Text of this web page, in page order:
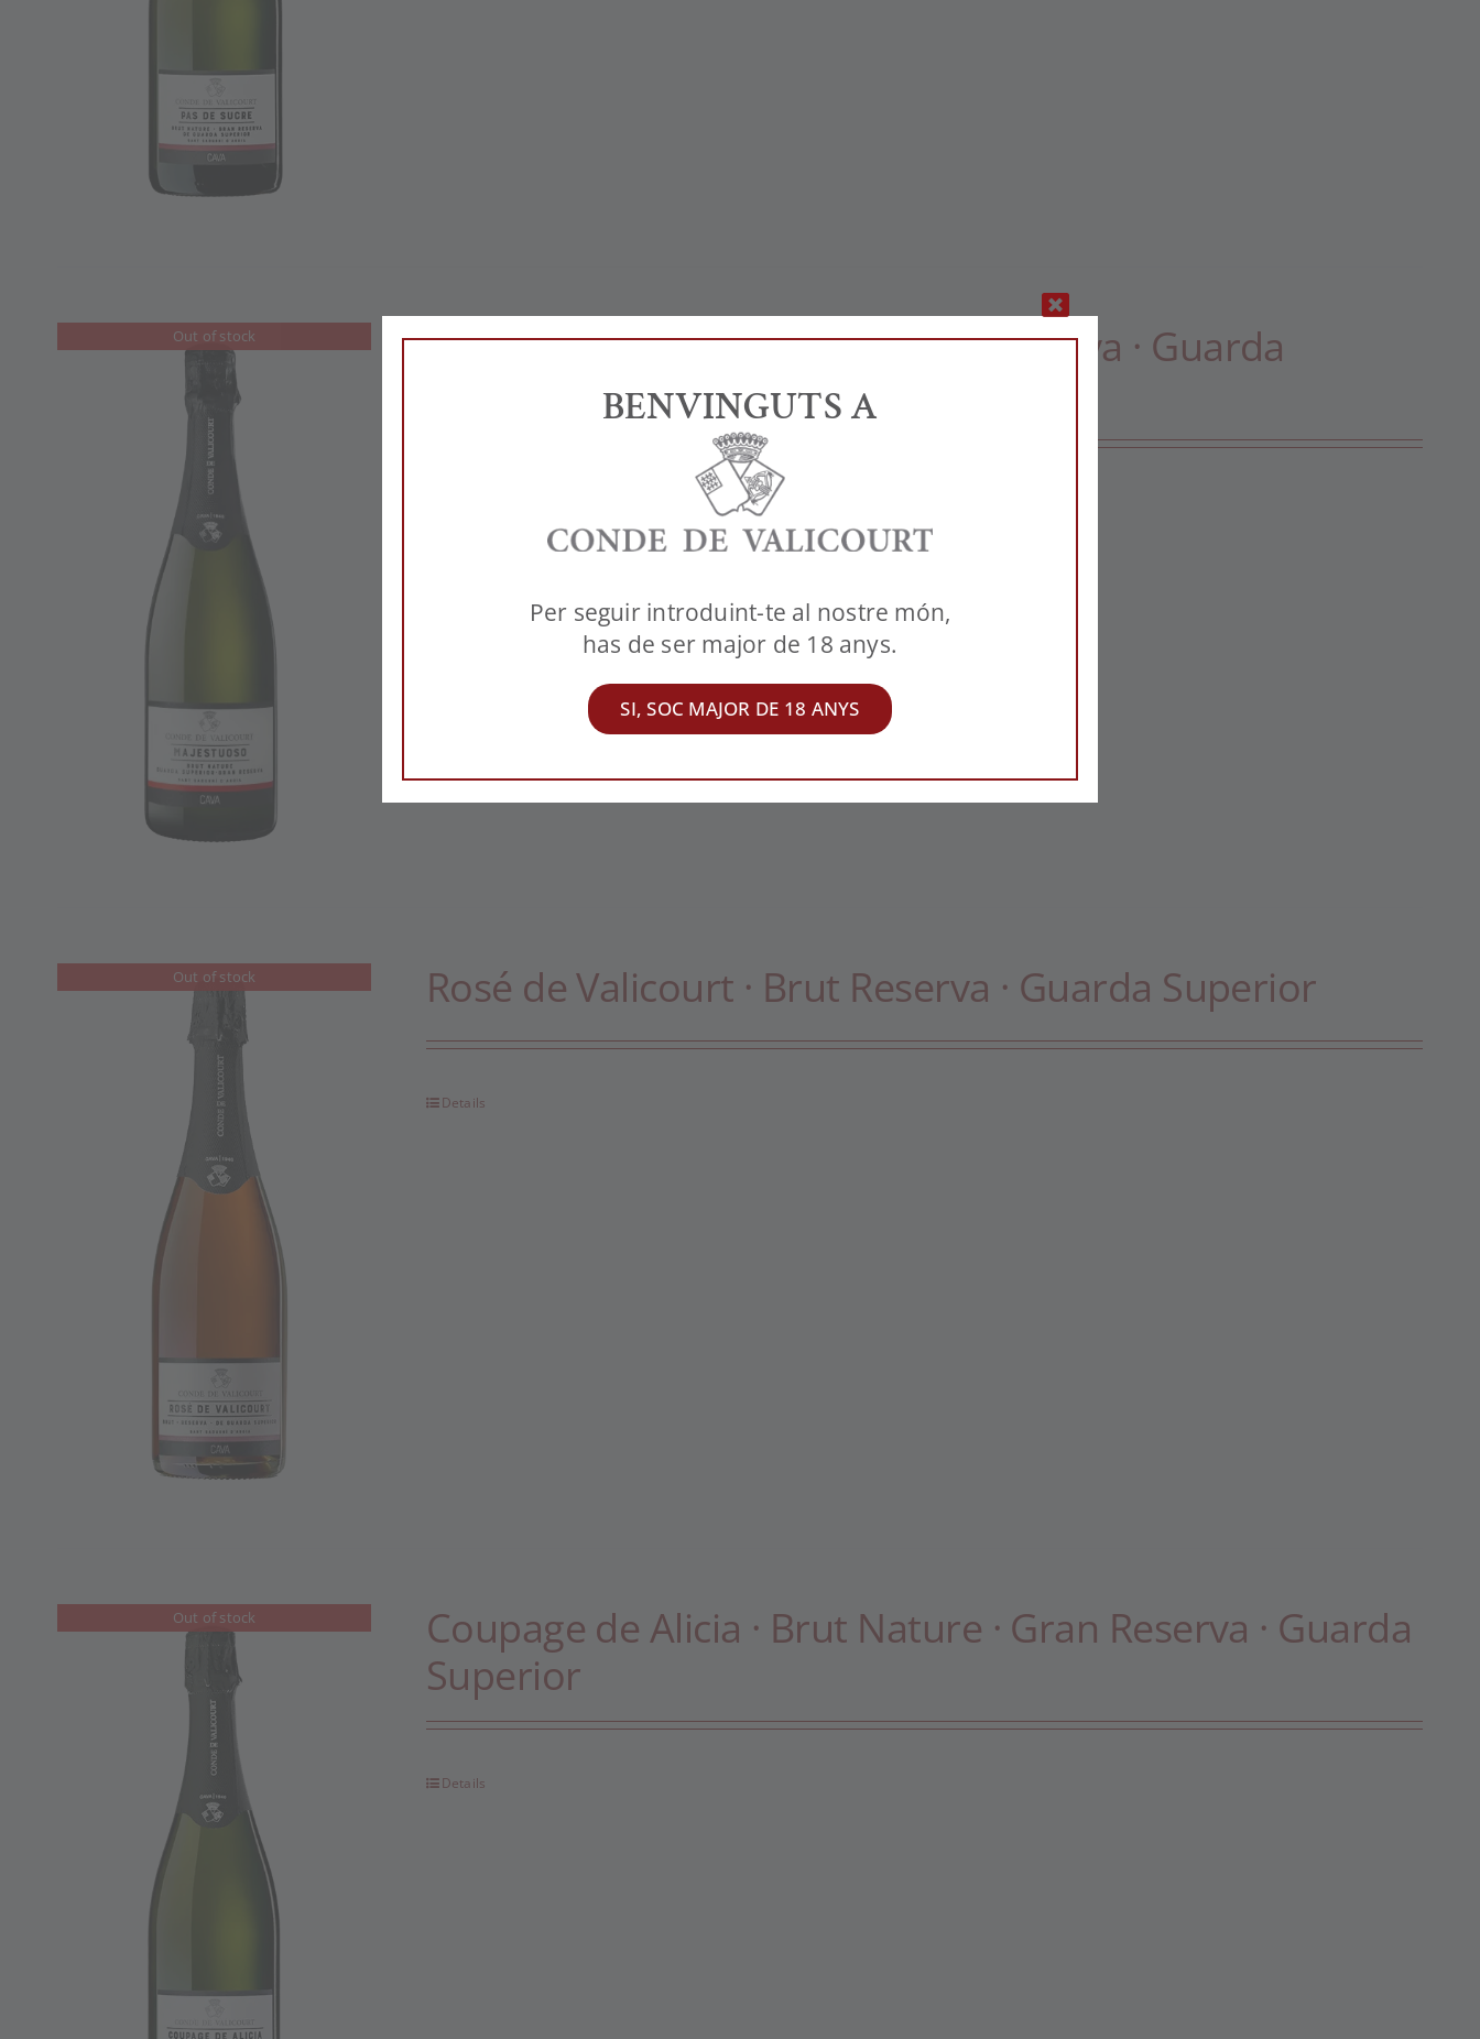
Out of stock
Majestuoso · Brut Nature Gran Reserva · Guarda
Out of stock Rosé de Valicourt · Brut Reserva · Guarda Superior
Details
Out of stock
Coupage de Alicia · Brut Nature · Gran Reserva · Guarda
Superior
Details
BENVINGUTS A
Per seguir introduint-te al nostre món,
has de ser major de 18 anys.
SI, SOC MAJOR DE 18 ANYS